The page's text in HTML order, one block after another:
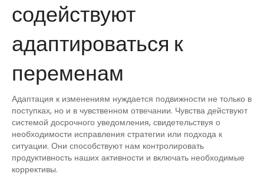
содействуют
адаптироваться к
переменам
Адаптация к изменениям нуждается подвижности не только в
поступках, но и в чувственном отвечании. Чувства действуют
системой досрочного уведомления, свидетельствуя о
необходимости исправления стратегии или подхода к
ситуации. Они способствуют нам контролировать
продуктивность наших активности и включать необходимые
коррективы.